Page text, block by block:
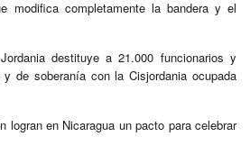
modifica completamente la bandera y el
destituye a 21.000 funcionarios y
de soberanía con la Cisjordania ocupada
logran en Nicaragua un pacto para celebrar